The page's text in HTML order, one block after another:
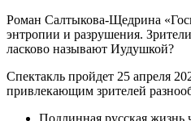
Роман Салтыкова-Щедрина
энтропии и разрушения.
ласково называют Иудушкой?
Спектакль пройдет 25 апреля
привлекающим зрителей
Подлинная русская жизнь